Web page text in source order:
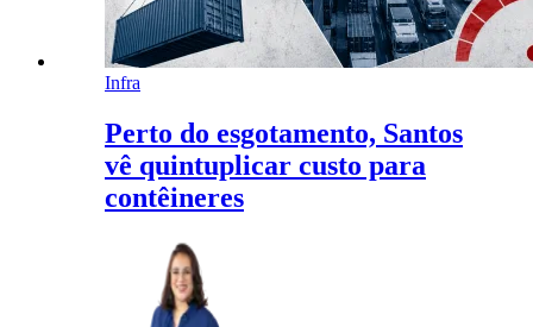
Infra
Perto do esgotamento, Santos
vê quintuplicar custo para
contêineres